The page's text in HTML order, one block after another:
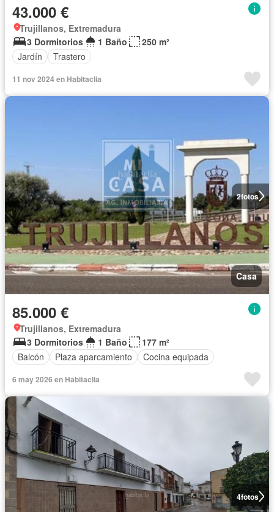
43.000 €
Trujillanos, Extremadura
3 Dormitorios
1 Baño
250 m²
Jardín
Trastero
11 nov 2024 en Habitaclia
2fotos
Casa
85.000 €
Trujillanos, Extremadura
3 Dormitorios
1 Baño
177 m²
Balcón
Plaza aparcamiento Cocina equipada
6 may 2026 en Habitaclia
4fotos